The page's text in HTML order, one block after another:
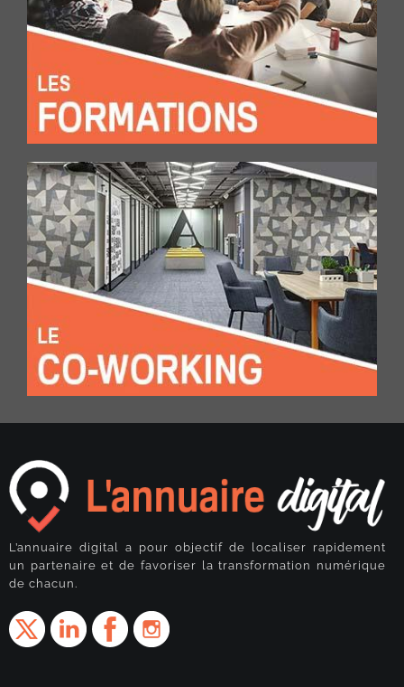
L’annuaire digital a pour objectif de localiser rapidement
un partenaire et de favoriser la transformation numérique
de chacun.